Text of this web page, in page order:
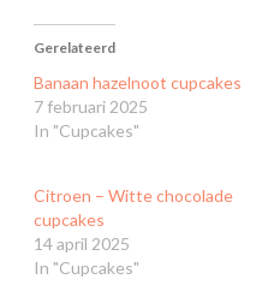
Gerelateerd
Banaan hazelnoot cupcakes
7 februari 2025
In "Cupcakes"
Citroen – Witte chocolade
cupcakes
14 april 2025
In "Cupcakes"